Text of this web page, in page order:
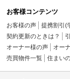
お客様コンテンツ
お客様の声 提携割引(
契約更新のときは？
オーナー様の声
オー
売買物件一覧
住まい